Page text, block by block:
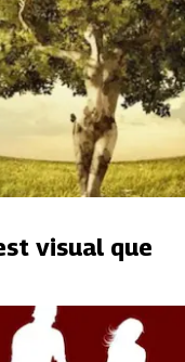
visual que